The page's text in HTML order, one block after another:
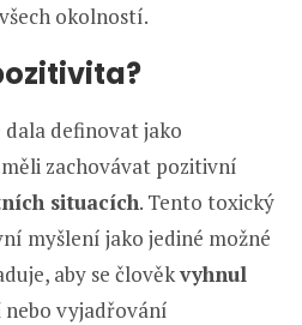
okolností.
definovat jako
zachovávat pozitivní
situacích. Tento toxický
myšlení jako jediné možné
aby se člověkvyhnul
nebo vyjadřování